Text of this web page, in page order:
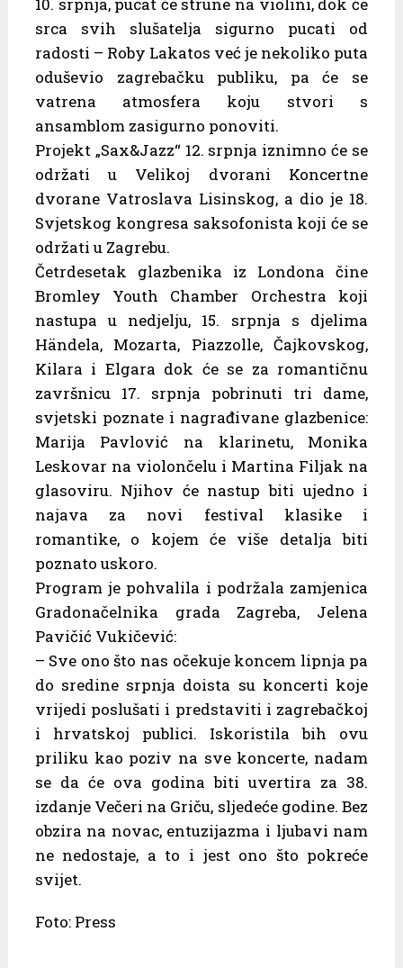
srca svih slušatelja sigurno pucati od
radosti – Roby Lakatos već je nekoliko puta
oduševio zagrebačku publiku, pa će se
vatrena atmosfera koju stvori s
ansamblom zasigurno ponoviti.
Projekt „Sax&Jazz“ 12. srpnja iznimno će se
održati u Velikoj dvorani Koncertne
dvorane Vatroslava Lisinskog, a dio je 18.
Svjetskog kongresa saksofonista koji će se
održati u Zagrebu.
Četrdesetak glazbenika iz Londona čine
Bromley Youth Chamber Orchestra koji
nastupa u nedjelju, 15. srpnja s djelima
Händela, Mozarta, Piazzolle, Čajkovskog,
Kilara i Elgara dok će se za romantičnu
završnicu 17. srpnja pobrinuti tri dame,
svjetski poznate i nagrađivane glazbenice:
Marija Pavlović na klarinetu, Monika
Leskovar na violončelu i Martina Filjak na
glasoviru. Njihov će nastup biti ujedno i
najava za novi festival klasike i
romantike, o kojem će više detalja biti
poznato uskoro.
Program je pohvalila i podržala zamjenica
Gradonačelnika grada Zagreba, Jelena
Pavičić Vukičević:
– Sve ono što nas očekuje koncem lipnja pa
do sredine srpnja doista su koncerti koje
vrijedi poslušati i predstaviti i zagrebačkoj
i hrvatskoj publici. Iskoristila bih ovu
priliku kao poziv na sve koncerte, nadam
se da će ova godina biti uvertira za 38.
izdanje Večeri na Griču, sljedeće godine. Bez
obzira na novac, entuzijazma i ljubavi nam
ne nedostaje, a to i jest ono što pokreće
svijet.
Foto: Press